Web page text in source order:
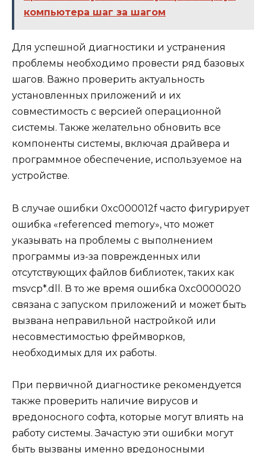
компьютера шаг за шагом
Для успешной диагностики и устранения
проблемы необходимо провести ряд базовых
шагов. Важно проверить актуальность
установленных приложений и их
совместимость с версией операционной
системы. Также желательно обновить все
компоненты системы, включая драйвера и
программное обеспечение, используемое на
устройстве.
В случае ошибки 0xc000012f часто фигурирует
ошибка «referenced memory», что может
указывать на проблемы с выполнением
программы из-за поврежденных или
отсутствующих файлов библиотек, таких как
msvcp*.dll. В то же время ошибка 0xc0000020
связана с запуском приложений и может быть
вызвана неправильной настройкой или
несовместимостью фреймворков,
необходимых для их работы.
При первичной диагностике рекомендуется
также проверить наличие вирусов и
вредоносного софта, которые могут влиять на
работу системы. Зачастую эти ошибки могут
быть вызваны именно вредоносными